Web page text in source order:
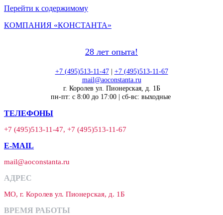
Перейти к содержимому
КОМПАНИЯ «КОНСТАНТА»
28 лет опыта!
+7 (495)513-11-47| +7 (495)513-11-67
mail@aoconstanta.ru
г. Королев ул. Пионерская, д. 1Б
пн-пт: с 8:00 до 17:00 | сб-вс: выходные
ТЕЛЕФОНЫ
+7 (495)513-11-47, +7 (495)513-11-67
E-MAIL
mail@aoconstanta.ru
АДРЕС
МО, г. Королев ул. Пионерская, д. 1Б
ВРЕМЯ РАБОТЫ